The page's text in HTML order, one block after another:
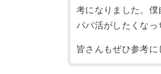
考になりました。
パパ活がしたくなっ
皆さんもぜひ参考に